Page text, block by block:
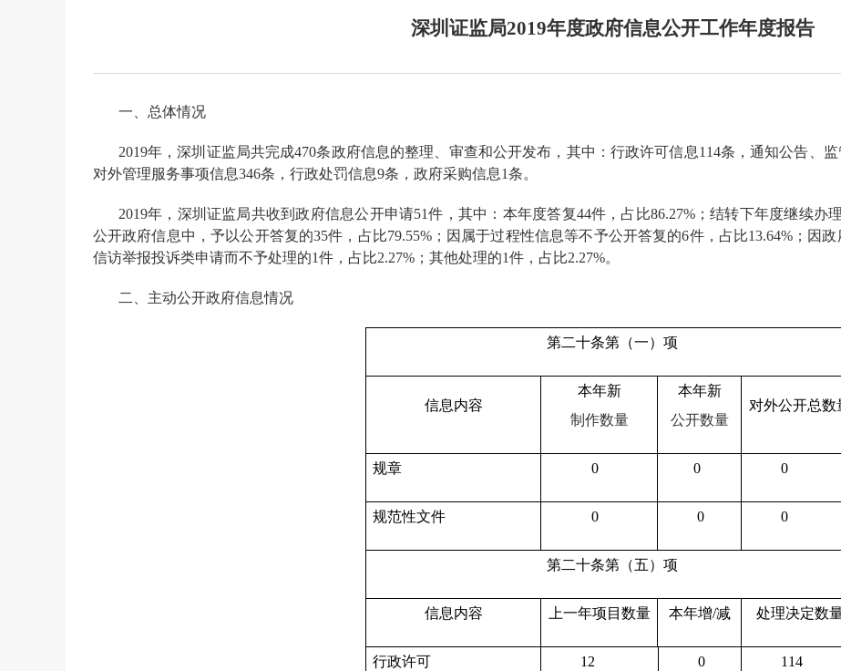
深圳证监局2019年度政府信息公开工作年度报告
一、总体情况
2019年，深圳证监局共完成470条政府信息的整理、审查和公开发布，其中：行政许可信息114条，通知公告、
对外管理服务事项信息346条，行政处罚信息9条，政府采购信息1条。
2019年，深圳证监局共收到政府信息公开申请51件，其中：本年度答复44件，占比86.27%；结转下年度继续办
公开政府信息中，予以公开答复的35件，占比79.55%；因属于过程性信息等不予公开答复的6件，占比13.64%；因
信访举报投诉类申请而不予处理的1件，占比2.27%；其他处理的1件，占比2.27%。
二、主动公开政府信息情况
第二十条第（一）项
信息内容
本年新
制作数量
本年新
公开数量
对外公开总数
规章 0 0 0
规范性文件 0 0 0
第二十条第（五）项
信息内容 上一年项目数量 本年增/减 处理决定数
行政许可 12 0 114